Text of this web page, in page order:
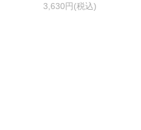
3,630円(税込)